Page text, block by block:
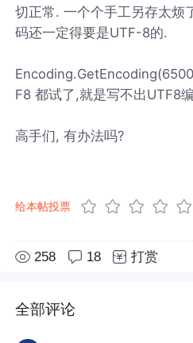
切正常. 一个个手工另存太烦
码还一定得要是UTF-8的.
F8 都试了,就是写不出UTF8
高手们, 有办法吗?
给本帖投票
258 18 打赏
全部评论